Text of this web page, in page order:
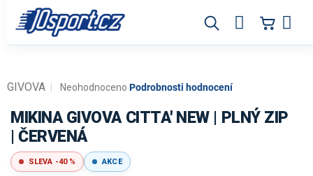
obsah
Průměrné
produktu
je
0,0
z
5
Neohodnoceno Podrobnosti hodnocení
GIVOVA
MIKINA GIVOVA CITTA' NEW | PLNÝ ZIP
| ČERVENÁ
SLEVA -40 % AKCE